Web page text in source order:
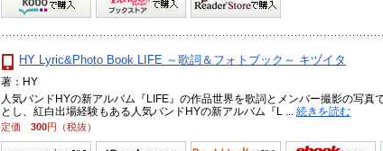
HY Lyric&Photo Book LIFE ～歌詞＆フォトブック～ キヅイタ
著：HY
人気バンドHYの新アルバム『LIFE』の作品世界を歌詞とメンバー撮影の写真
とし、紅白出場経験もある人気バンドHYの新アルバム『L ... 続きを読む
定価 300円（税抜）